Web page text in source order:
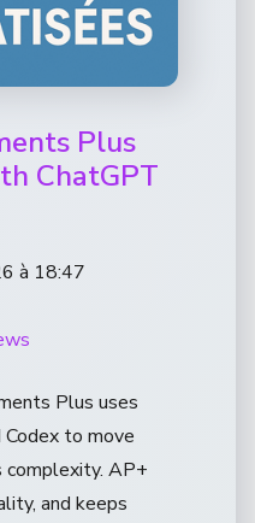
Plus
ChatGPT
à 18:47
Plus uses
to move
AP+
and keeps